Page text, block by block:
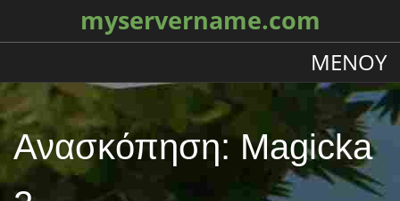
myservername.com
ΜΕΝΟΎ
Ανασκόπηση: Magicka